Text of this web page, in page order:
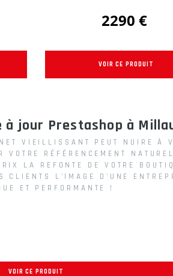
2290 €
VOIR CE PRODUIT
à jour Prestashop à
VIEILLISSANT PEUT NUIRE À
RÉFÉRENCEMENT
LA REFONTE DE VOTRE
CLIENTS L'IMAGE D'UNE
ET PERFORMANTE !
VOIR CE PRODUIT